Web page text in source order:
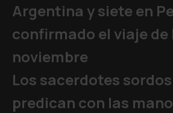
Argentina y siete en
confirmado el viaje de
noviembre
Los sacerdotes
predican con las